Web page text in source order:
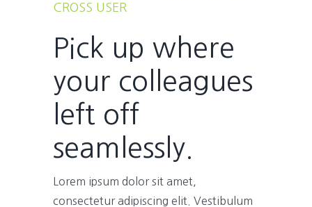
CROSS USER
Pick up where
your colleagues
left off
seamlessly.
Lorem ipsum dolor sit amet,
consectetur adipiscing elit. Vestibulum